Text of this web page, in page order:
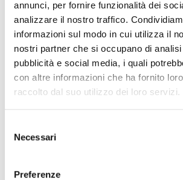
annunci, per fornire funzionalità dei
analizzare il nostro traffico.
informazioni sul modo in cui utilizza il
nostri partner che si occupano di
pubblicità e social media, i quali
con altre informazioni che ha fornito
raccolto dal suo utilizzo dei loro servizi.
delNecessari
Preferenze
Correlati